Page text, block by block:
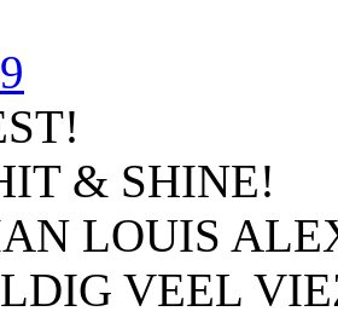
& SHINE!
LOUIS
VEEL